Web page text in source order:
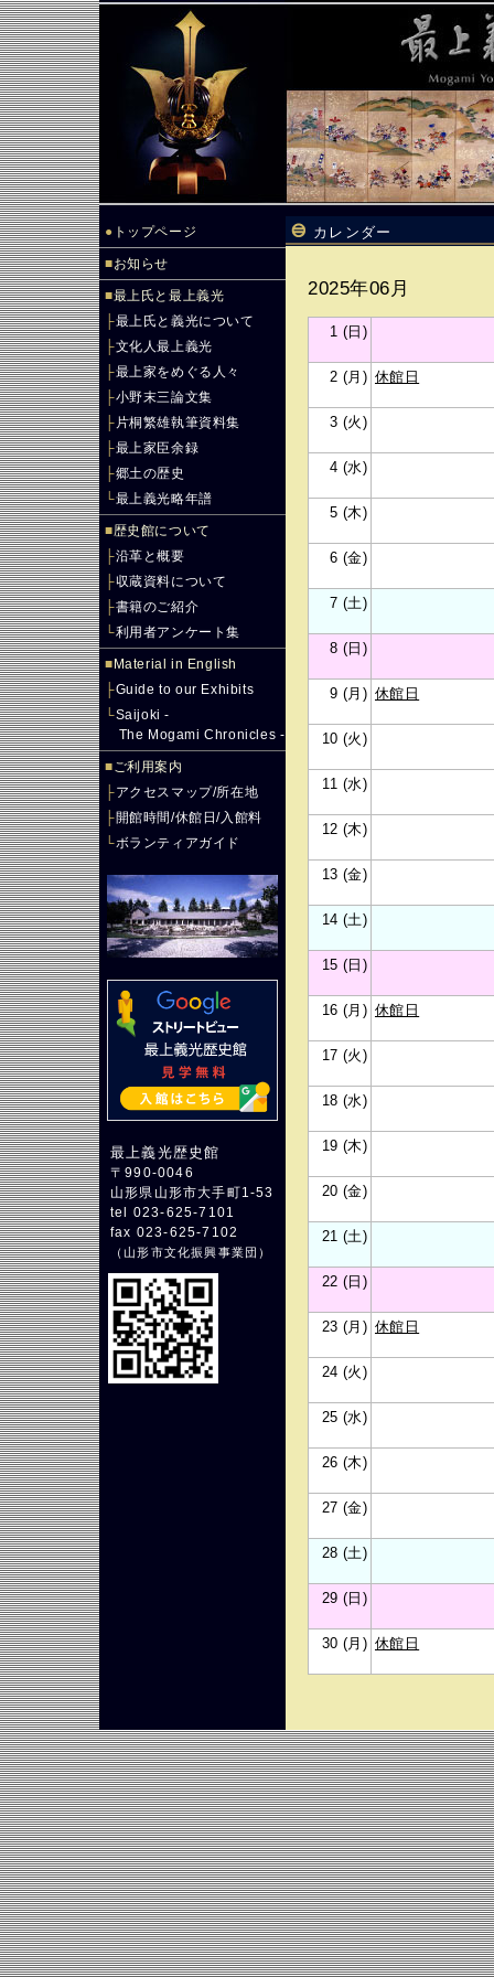
● トップページ
■お知らせ
■最上氏と最上義光
├最上氏と義光について
├文化人最上義光
├最上家をめぐる人々
├小野末三論文集
├ 片桐繁雄執筆資料集
├最上家臣余録
├郷土の歴史
└最上義光略年譜
■歴史館について
├沿革と概要
├収蔵資料について
├書籍のご紹介
└利用者アンケート集
■ Material in English
├Guide to our Exhibits
└Saijoki -
The Mogami Chronicles -
■ご利用案内
├アクセスマップ/所在地
├開館時間/休館日/入館料
└ボランティアガイド
最上義光歴史館
〒990-0046
山形県山形市大手町1-53
tel 023-625-7101
fax 023-625-7102
（山形市文化振興事業団 ）
カレンダー
2025年06月
1 (日)
2 (月) 休館日
3 (火)
4 (水)
5 (木)
6 (金)
7 (土)
8 (日)
9 (月) 休館日
10 (火)
11 (水)
12 (木)
13 (金)
14 (土)
15 (日)
16 (月) 休館日
17 (火)
18 (水)
19 (木)
20 (金)
21 (土)
22 (日)
23 (月) 休館日
24 (火)
25 (水)
26 (木)
27 (金)
28 (土)
29 (日)
30 (月) 休館日